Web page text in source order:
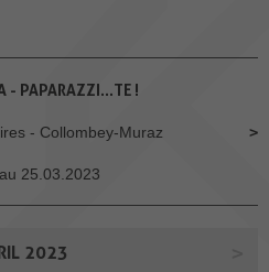
- PAPARAZZI...TE !
- Collombey-Muraz
25.03.2023
2023